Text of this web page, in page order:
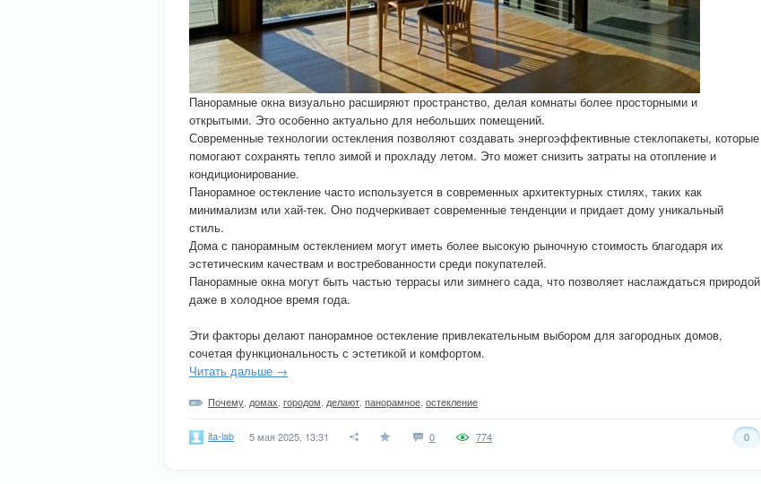
Панорамные окна визуально расширяют пространство, делая комнаты более просторными и
открытыми. Это особенно актуально для небольших помещений.
Современные технологии остекления позволяют создавать энергоэффективные стеклопакеты, которые
помогают сохранять тепло зимой и прохладу летом. Это может снизить затраты на отопление и
кондиционирование.
Панорамное остекление часто используется в современных архитектурных стилях, таких как
минимализм или хай-тек. Оно подчеркивает современные тенденции и придает дому уникальный
стиль.
Дома с панорамным остеклением могут иметь более высокую рыночную стоимость благодаря их
эстетическим качествам и востребованности среди покупателей.
Панорамные окна могут быть частью террасы или зимнего сада, что позволяет наслаждаться природой
даже в холодное время года.
Эти факторы делают панорамное остекление привлекательным выбором для загородных домов,
сочетая функциональность с эстетикой и комфортом.
Читать дальше →
Почему домах городом делают панорамное остекление
ita-lab 5 мая 2025, 13:31 0 0
774